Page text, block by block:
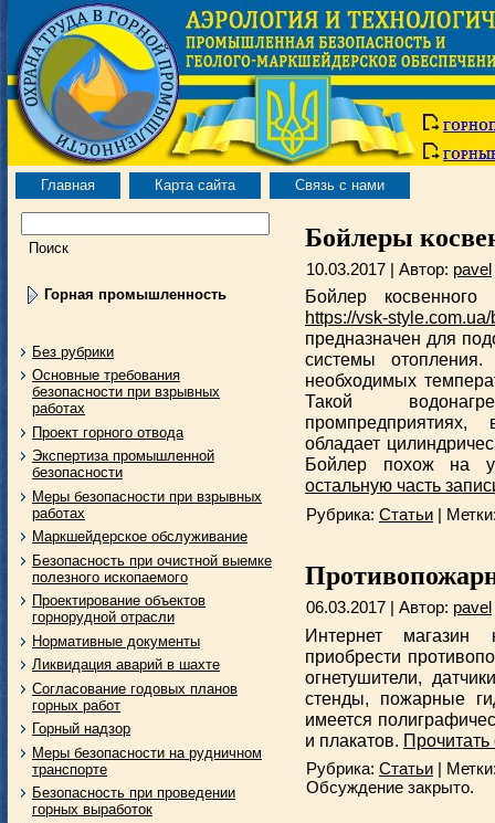
Главная Карта сайта Связь с нами
Горная промышленность
Без рубрики
Основные требования
безопасности при взрывных
работах
Проект горного отвода
Экспертиза промышленной
безопасности
Меры безопасности при взрывных
работах
Маркшейдерское обслуживание
Безопасность при очистной выемке
полезного ископаемого
Проектирование объектов
горнорудной отрасли
Нормативные документы
Ликвидация аварий в шахте
Согласование годовых планов
горных работ
Горный надзор
Меры безопасности на рудничном
транспорте
Безопасность при проведении
горных выработок
Бойлеры
10.03.2017 | Автор: pavel
Бойлер
https://vsk-
предназначен для
системы отопления.
необходимых
Такой
обладает
Бойлер похож на
остальную часть
Рубрика: Статьи |
06.03.2017 | Автор: pavel
Интернет
приобрести
огнетушители,
стенды, пожарные
имеется
и плакатов. Прочитать
Рубрика: Статьи |
Обсуждение закрыто.